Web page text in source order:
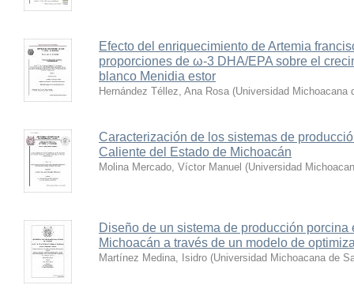
Efecto del enriquecimiento de Artemia
proporciones de ω-3 DHA/EPA sobre el
blanco Menidia estor
Hernández Téllez, Ana Rosa (Universidad Michoacana
Caracterización de los sistemas de
Caliente del Estado de Michoacán
Molina Mercado, Víctor Manuel (Universidad
Diseño de un sistema de producción
Michoacán a través de un modelo de
Martínez Medina, Isidro (Universidad Michoacana de